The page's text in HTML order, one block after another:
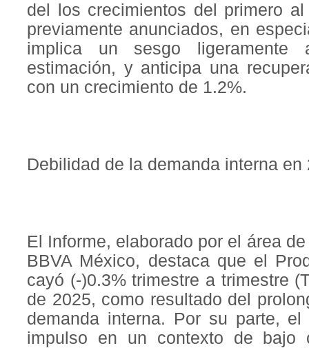
del los crecimientos del primero
previamente anunciados, en
implica un sesgo
estimación, y anticipa una
con un crecimiento de 1.2%.
Debilidad de la demanda interna en
El Informe, elaborado por el área
BBVA México, destaca que el
cayó (-)0.3% trimestre a trimestre
de 2025, como resultado del
demanda interna. Por su parte,
impulso en un contexto de bajo